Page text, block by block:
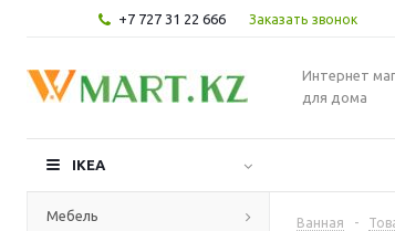
+7 727 31 22 666 Заказать звонок
Интернет
для дома
IKEA
Мебель Ванная -